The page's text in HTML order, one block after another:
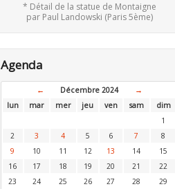
* Détail de la statue de Montaigne
par Paul Landowski (Paris 5ème)
Agenda
← Décembre 2024
→
lun
mar mer jeu ven sam
dim
1
2
3 4 5 6 7
8
9
10 11 12 13 14
15
16
17 18 19 20 21
22
23
24 25 26 27 28
29